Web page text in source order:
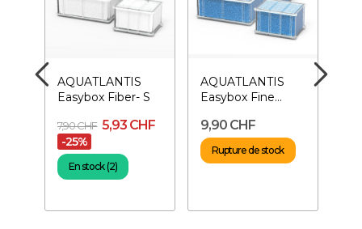
AQUATLANTIS
Easybox Fiber- S
7,90 CHF 5,93 CHF
-25%
En stock (2)
AQUATLANTIS
Easybox Fine
9,90 CHF
Rupture de stock